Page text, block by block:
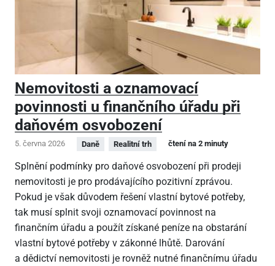
Nemovitosti a oznamovací
povinnosti u finančního úřadu při
daňovém osvobození
5. června 2026 Daně Realitní trh čtení na 2 minuty
Splnění podmínky pro daňové osvobození při prodeji
nemovitosti je pro prodávajícího pozitivní zprávou.
Pokud je však důvodem řešení vlastní bytové potřeby,
tak musí splnit svoji oznamovací povinnost na
finančním úřadu a použít získané peníze na obstarání
vlastní bytové potřeby v zákonné lhůtě. Darování
a dědictví nemovitosti je rovněž nutné finančnímu úřadu